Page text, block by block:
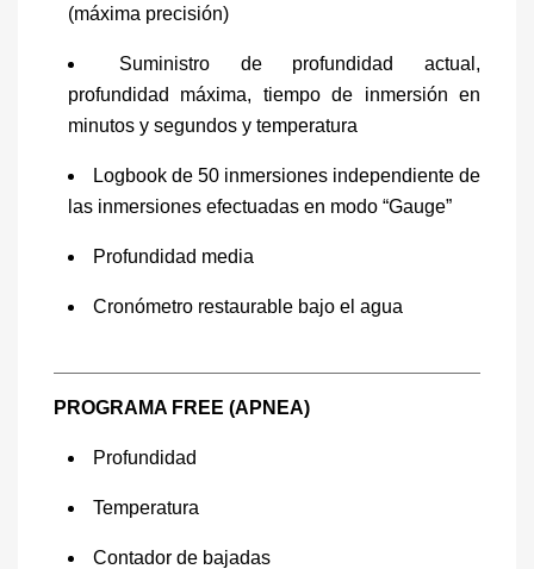
(máxima precisión)
Suministro de profundidad actual,
profundidad máxima, tiempo de inmersión en
minutos y segundos y temperatura
Logbook de 50 inmersiones independiente de
las inmersiones efectuadas en modo “Gauge”
Profundidad media
Cronómetro restaurable bajo el agua
PROGRAMA FREE (APNEA)
Profundidad
Temperatura
Contador de bajadas